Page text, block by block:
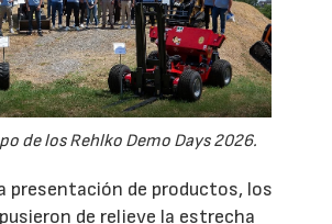
de los Rehlko Demo Days 2026.
presentación de productos, los
de relieve la estrecha